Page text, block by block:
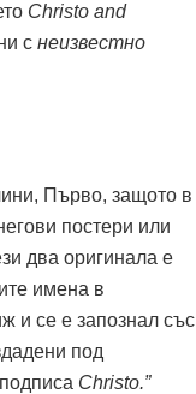
Christo and
с неизвестно
Първо, защото в
постери или
два оригинала е
имена в
и се е запознал със
под
Christo.”